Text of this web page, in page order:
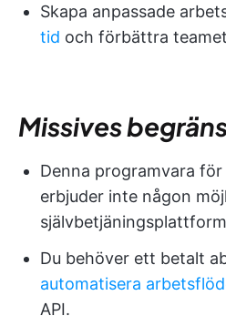
Skapa anpassade
tid och förbättra
Missives
Denna programvara
erbjuder inte någon
Du behöver ett betalt
automatisera
API.